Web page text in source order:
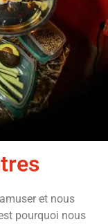
et nous
pourquoi nous